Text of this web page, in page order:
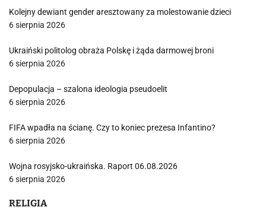
Kolejny dewiant gender aresztowany za molestowanie dzieci
6 sierpnia 2026
Ukraiński politolog obraża Polskę i żąda darmowej broni
6 sierpnia 2026
Depopulacja – szalona ideologia pseudoelit
6 sierpnia 2026
FIFA wpadła na ścianę. Czy to koniec prezesa Infantino?
6 sierpnia 2026
Wojna rosyjsko-ukraińska. Raport 06.08.2026
6 sierpnia 2026
RELIGIA